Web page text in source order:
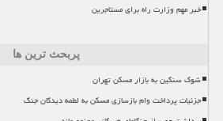
خبر مهم وزارت راه برای مستاجرین
پربحث ترین ها
شوک سنگین به بازار مسکن تهران
جزئیات پرداخت وام بازسازی مسکن به لطمه دیدگان جنگ